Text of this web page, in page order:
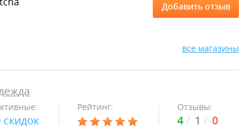
все магазины
скидок
Рейтинг: Отзывы:
4 1 0